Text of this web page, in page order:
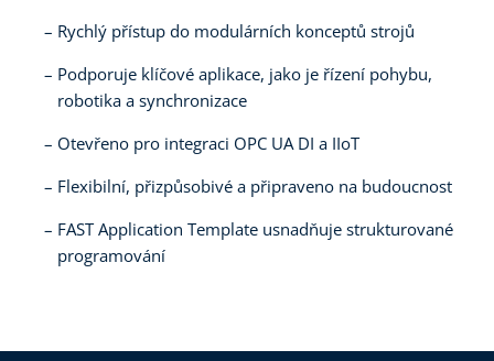
Rychlý přístup do modulárních konceptů strojů
Podporuje klíčové aplikace, jako je řízení pohybu,
robotika a synchronizace
Otevřeno pro integraci OPC UA DI a IIoT
Flexibilní, přizpůsobivé a připraveno na budoucnost
FAST Application Template usnadňuje strukturované
programování